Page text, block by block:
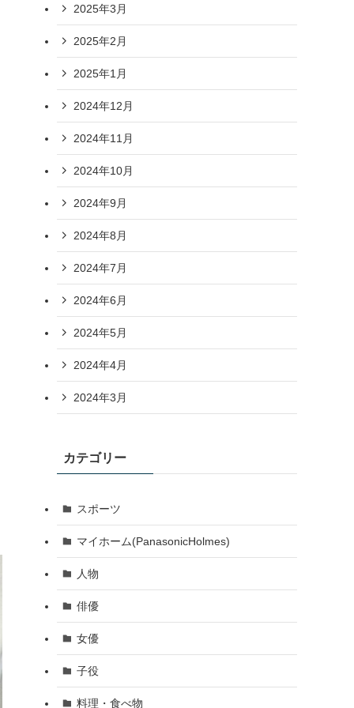
2025年3月
2025年2月
2025年1月
2024年12月
2024年11月
2024年10月
2024年9月
2024年8月
2024年7月
2024年6月
2024年5月
2024年4月
2024年3月
カテゴリー
スポーツ
マイホーム(PanasonicHolmes)
人物
俳優
女優
子役
料理・食べ物